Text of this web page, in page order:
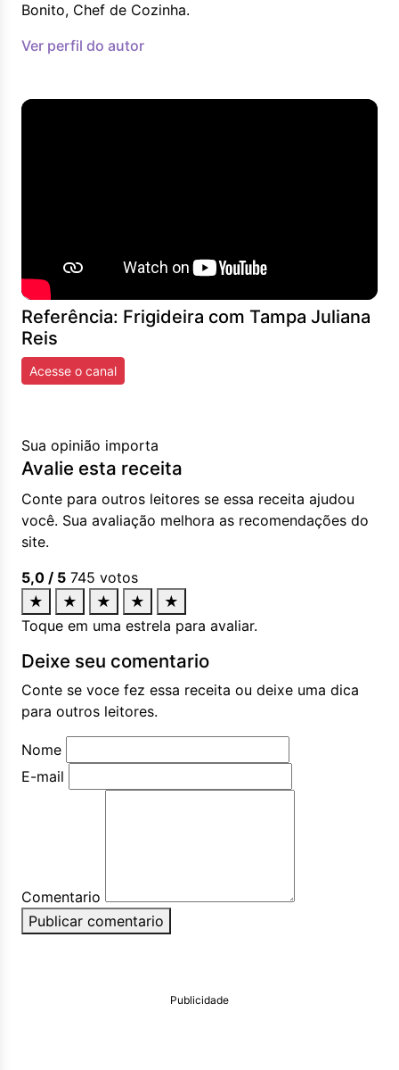
Bonito, Chef de Cozinha.
Ver perfil do autor
Referência: Frigideira com Tampa Juliana
Reis
Acesse o canal
Sua opinião importa
Avalie esta receita
Conte para outros leitores se essa receita ajudou
você. Sua avaliação melhora as recomendações do
site.
5,0 / 5 745 votos
★
★ ★ ★
★
Toque em uma estrela para avaliar.
Deixe seu comentario
Conte se voce fez essa receita ou deixe uma dica
para outros leitores.
Nome
E-mail
Comentario
Publicar comentario
Publicidade